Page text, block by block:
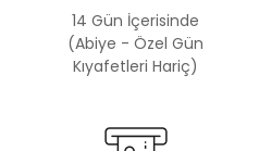
14 Gün İçerisinde
(Abiye - Özel Gün
Kıyafetleri Hariç)